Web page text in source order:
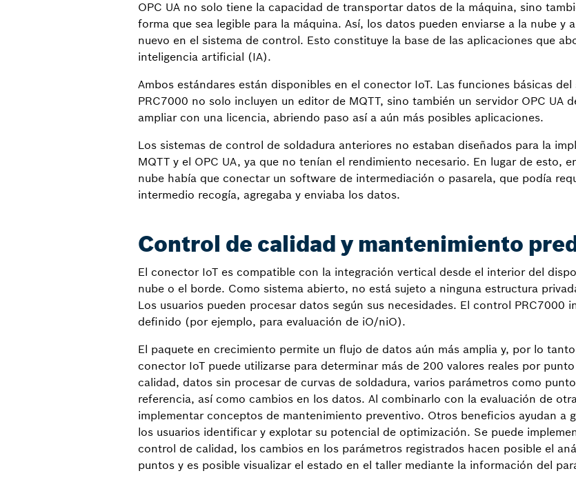
OPC UA no solo tiene la capacidad de transportar datos de la máquina, sino
forma que sea legible para la máquina. Así, los datos pueden enviarse a la nube y
nuevo en el sistema de control. Esto constituye la base de las aplicaciones que
inteligencia artificial (IA).
Ambos estándares están disponibles en el conector IoT. Las funciones básicas
PRC7000 no solo incluyen un editor de MQTT, sino también un servidor OPC UA
ampliar con una licencia, abriendo paso así a aún más posibles aplicaciones.
Los sistemas de control de soldadura anteriores no estaban diseñados para la
MQTT y el OPC UA, ya que no tenían el rendimiento necesario. En lugar de esto,
nube había que conectar un software de intermediación o pasarela, que podía
intermedio recogía, agregaba y enviaba los datos.
Control de calidad y mantenimiento
El conector IoT es compatible con la integración vertical desde el interior del
nube o el borde. Como sistema abierto, no está sujeto a ninguna estructura
Los usuarios pueden procesar datos según sus necesidades. El control PRC7000
definido (por ejemplo, para evaluación de iO/niO).
El paquete en crecimiento permite un flujo de datos aún más amplia y, por lo
conector IoT puede utilizarse para determinar más de 200 valores reales por
calidad, datos sin procesar de curvas de soldadura, varios parámetros como
referencia, así como cambios en los datos. Al combinarlo con la evaluación de
implementar conceptos de mantenimiento preventivo. Otros beneficios ayudan a
los usuarios identificar y explotar su potencial de optimización. Se puede
control de calidad, los cambios en los parámetros registrados hacen posible el
puntos y es posible visualizar el estado en el taller mediante la información del